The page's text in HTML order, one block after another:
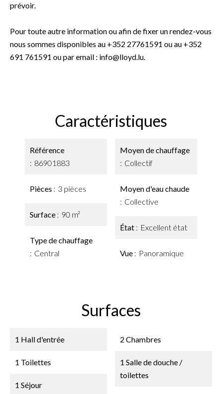
prévoir.
Pour toute autre information ou afin de fixer un rendez-vous
nous sommes disponibles au +352 27761591 ou au +352
691 761591 ou par email : info@lloyd.lu.
Caractéristiques
Référence
86901883
Pièces 3 pièces
Surface 90 m²
Type de chauffage
Central
Moyen de chauffage
Collectif
Moyen d'eau chaude
Collective
État Excellent état
Vue Panoramique
Surfaces
1 Hall d'entrée
1 Toilettes
1 Séjour
2 Chambres
1 Salle de douche /
toilettes